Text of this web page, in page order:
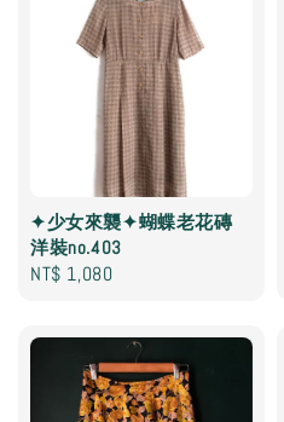
✦少女來襲✦蝴蝶老花磚
洋裝no.403
Regular
NT$ 1,080